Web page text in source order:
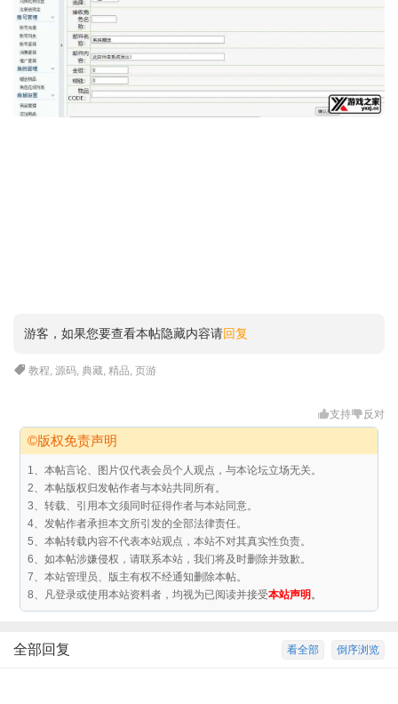
游客，如果您要查看本帖隐藏内容请回复
教程,源码,典藏,精品,页游
支持 反对
©版权免责声明
1、本帖言论、图片仅代表会员个人观点，与本论坛立场无关。
2、本帖版权归发帖作者与本站共同所有。
3、转载、引用本文须同时征得作者与本站同意。
4、发帖作者承担本文所引发的全部法律责任。
5、本帖转载内容不代表本站观点，本站不对其真实性负责。
6、如本帖涉嫌侵权，请联系本站，我们将及时删除并致歉。
7、本站管理员、版主有权不经通知删除本帖。
8、凡登录或使用本站资料者，均视为已阅读并接受本站声明 。
倒序浏览
看全部
全部回复